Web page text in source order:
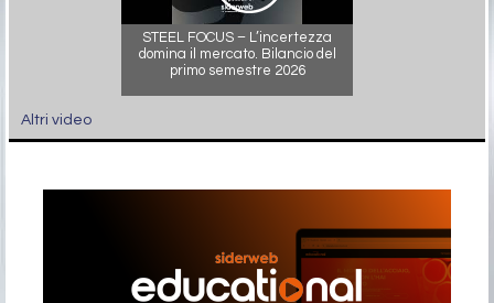
STEEL FOCUS – L’incertezza
domina il mercato. Bilancio del
primo semestre 2026
Altri video